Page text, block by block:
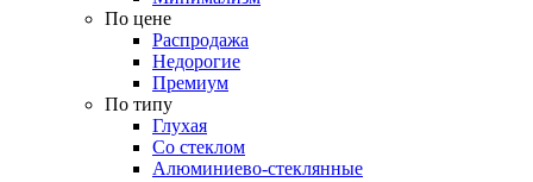
По цене
Распродажа
Недорогие
Премиум
По типу
Глухая
Со стеклом
Алюминиево-стеклянные